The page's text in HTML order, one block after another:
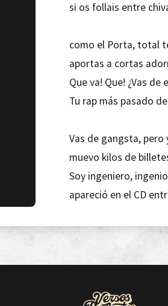
si os follais entre
como el Porta, total
aportas a cortas
Que va! Que! ¿Vas
Tu rap más pasado
Vas de gangsta,
muevo kilos de
Soy ingeniero,
apareció en el CD
¿Te coscas carca?,